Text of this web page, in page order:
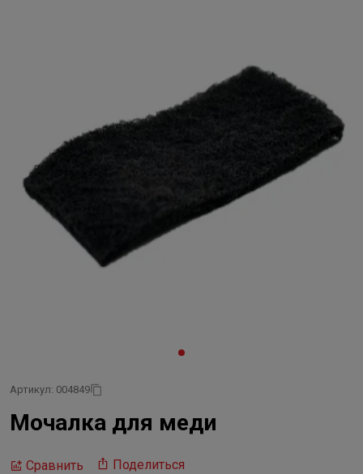
Артикул: 004849
Мочалка для меди
Сравнить Поделиться